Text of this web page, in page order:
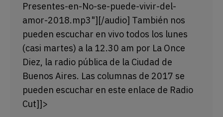
Presentes-en-No-se-puede-vivir-del-
amor-2018.mp3"][/audio] También nos
pueden escuchar en vivo todos los lunes
(casi martes) a la 12.30 am por La Once
Diez, la radio pública de la Ciudad de
Buenos Aires. Las columnas de 2017 se
pueden escuchar en este enlace de Radio
Cut]]>